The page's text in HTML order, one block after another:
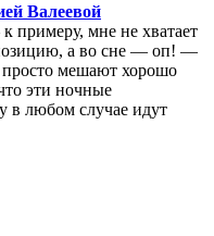
Валеевой
мне не хватает
а во сне — оп! —
мешают хорошо
эти ночные
в любом случае идут